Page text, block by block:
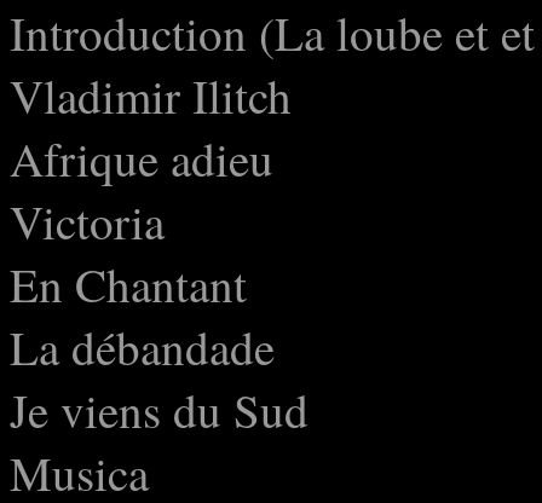
Introduction (La loube et
Vladimir Ilitch
Afrique adieu
Victoria
En Chantant
La débandade
Je viens du Sud
Musica